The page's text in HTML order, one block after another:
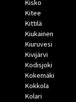
Kisko
Kitee
Kittilä
Kiukainen
Kiuruvesi
Kivijärvi
Kodisjoki
Kokemäki
Kokkola
Kolari